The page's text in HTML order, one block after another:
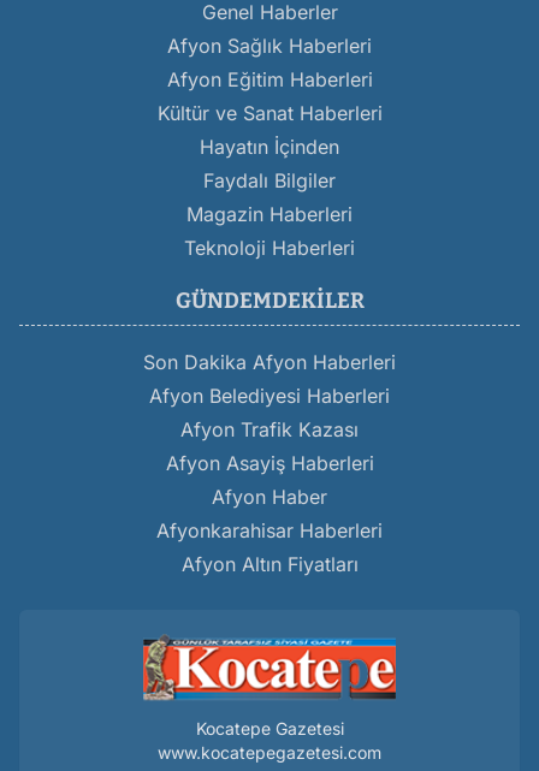
Genel Haberler
Afyon Sağlık Haberleri
Afyon Eğitim Haberleri
Kültür ve Sanat Haberleri
Hayatın İçinden
Faydalı Bilgiler
Magazin Haberleri
Teknoloji Haberleri
GÜNDEMDEKILER
Son Dakika Afyon Haberleri
Afyon Belediyesi Haberleri
Afyon Trafik Kazası
Afyon Asayiş Haberleri
Afyon Haber
Afyonkarahisar Haberleri
Afyon Altın Fiyatları
Kocatepe Gazetesi
www.kocatepegazetesi.com